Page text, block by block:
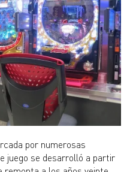
por numerosas
juego se desarrolló a partir